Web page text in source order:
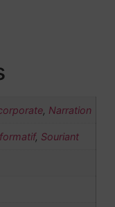
, Narration
, Souriant